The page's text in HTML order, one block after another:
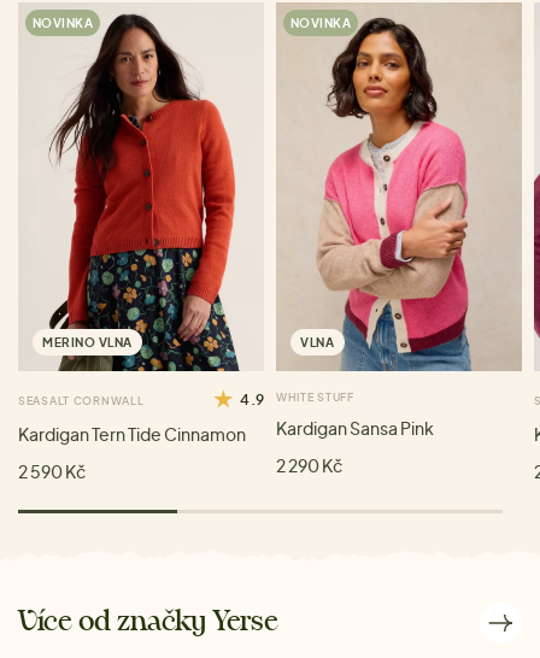
NOVINKA
MERINO VLNA
SEASALT CORNWALL 4.9
Kardigan Tern Tide Cinnamon
2 590 Kč
NOVINKA
VLNA
WHITE STUFF
Kardigan Sansa Pink
2 290 Kč
Více od značky Yerse